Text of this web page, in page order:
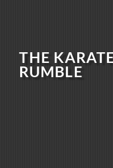
THE
RUMBLE